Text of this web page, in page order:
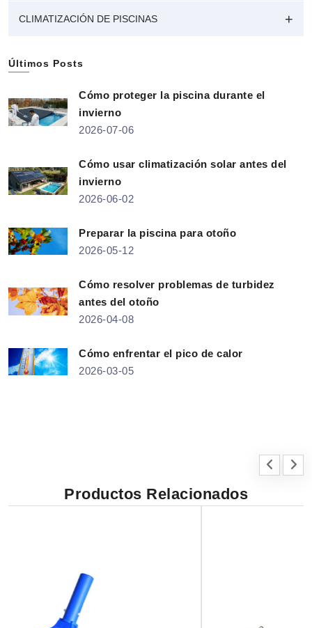
CLIMATIZACIÓN DE PISCINAS
Últimos Posts
Cómo proteger la piscina durante el
invierno
2026-07-06
Cómo usar climatización solar antes del
invierno
2026-06-02
Preparar la piscina para otoño
2026-05-12
Cómo resolver problemas de turbidez
antes del otoño
2026-04-08
Cómo enfrentar el pico de calor
2026-03-05
Productos Relacionados